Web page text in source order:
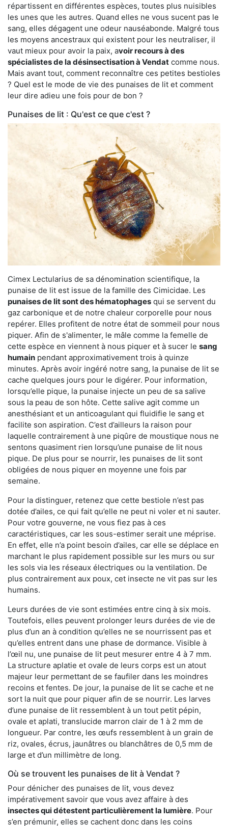
répartissent en différentes espèces, toutes plus nuisibles
les unes que les autres. Quand elles ne vous sucent pas le
sang, elles dégagent une odeur nauséabonde. Malgré tous
les moyens ancestraux qui existent pour les neutraliser, il
vaut mieux pour avoir la paix, avoir recours à des
spécialistes de la désinsectisation à Vendat comme nous.
Mais avant tout, comment reconnaître ces petites bestioles
? Quel est le mode de vie des punaises de lit et comment
leur dire adieu une fois pour de bon ?
Punaises de lit : Qu'est ce que c'est ?
Cimex Lectularius de sa dénomination scientifique, la
punaise de lit est issue de la famille des Cimicidae. Les
punaises de lit sont des hématophages qui se servent du
gaz carbonique et de notre chaleur corporelle pour nous
repérer. Elles profitent de notre état de sommeil pour nous
piquer. Afin de s'alimenter, le mâle comme la femelle de
cette espèce en viennent à nous piquer et à sucer le sang
humain pendant approximativement trois à quinze
minutes. Après avoir ingéré notre sang, la punaise de lit se
cache quelques jours pour le digérer. Pour information,
lorsqu’elle pique, la punaise injecte un peu de sa salive
sous la peau de son hôte. Cette salive agit comme un
anesthésiant et un anticoagulant qui fluidifie le sang et
facilite son aspiration. C’est d’ailleurs la raison pour
laquelle contrairement à une piqûre de moustique nous ne
sentons quasiment rien lorsqu’une punaise de lit nous
pique. De plus pour se nourrir, les punaises de lit sont
obligées de nous piquer en moyenne une fois par
semaine.
Pour la distinguer, retenez que cette bestiole n’est pas
dotée d’ailes, ce qui fait qu’elle ne peut ni voler et ni sauter.
Pour votre gouverne, ne vous fiez pas à ces
caractéristiques, car les sous-estimer serait une méprise.
En effet, elle n’a point besoin d’ailes, car elle se déplace en
marchant le plus rapidement possible sur les murs ou sur
les sols via les réseaux électriques ou la ventilation. De
plus contrairement aux poux, cet insecte ne vit pas sur les
humains.
Leurs durées de vie sont estimées entre cinq à six mois.
Toutefois, elles peuvent prolonger leurs durées de vie de
plus d’un an à condition qu’elles ne se nourrissent pas et
qu’elles entrent dans une phase de dormance. Visible à
l’œil nu, une punaise de lit peut mesurer entre 4 à 7 mm.
La structure aplatie et ovale de leurs corps est un atout
majeur leur permettant de se faufiler dans les moindres
recoins et fentes. De jour, la punaise de lit se cache et ne
sort la nuit que pour piquer afin de se nourrir. Les larves
d’une punaise de lit ressemblent à un tout petit pépin,
ovale et aplati, translucide marron clair de 1 à 2 mm de
longueur. Par contre, les œufs ressemblent à un grain de
riz, ovales, écrus, jaunâtres ou blanchâtres de 0,5 mm de
large et d’un millimètre de long.
Où se trouvent les punaises de lit à Vendat ?
Pour dénicher des punaises de lit, vous devez
impérativement savoir que vous avez affaire à des
insectes qui détestent particulièrement la lumière. Pour
s’en prémunir, elles se cachent donc dans les coins